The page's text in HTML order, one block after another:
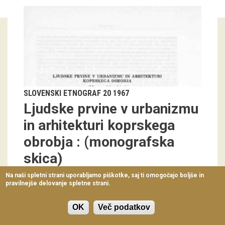
Arhiv razstav
dogodki
Koledar dogodkov
Prireditve
Predavanja
Delavnice
Vodeni ogledi
SLOVENSKI ETNOGRAF 20 1967
Ljudske prvine v urbanizmu
in arhitekturi koprskega
obrobja : (monografska
skica)
Ivan Sedej 038-045
Na naši spletni strani uporabljamo piškotke, saj ti omogočajo boljše in
pravilnejše delovanje spletne strani.
OK Več podatkov